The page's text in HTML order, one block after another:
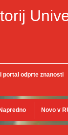
portal odprte znanosti
Napredno Novo v